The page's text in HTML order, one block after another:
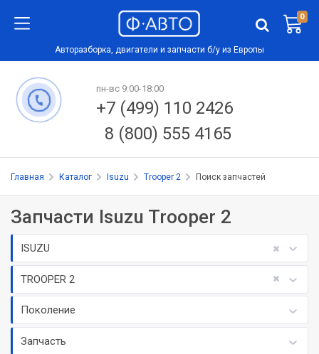
0
Авторазборка, двигатели и запчасти б/у из Европы
пн-вс 9:00-18:00
+7 (499) 110 2426
8 (800) 555 4165
Главная Каталог Isuzu Trooper 2 Поиск запчастей
Запчасти Isuzu Trooper 2
ISUZU
TROOPER 2
Поколение
Запчасть